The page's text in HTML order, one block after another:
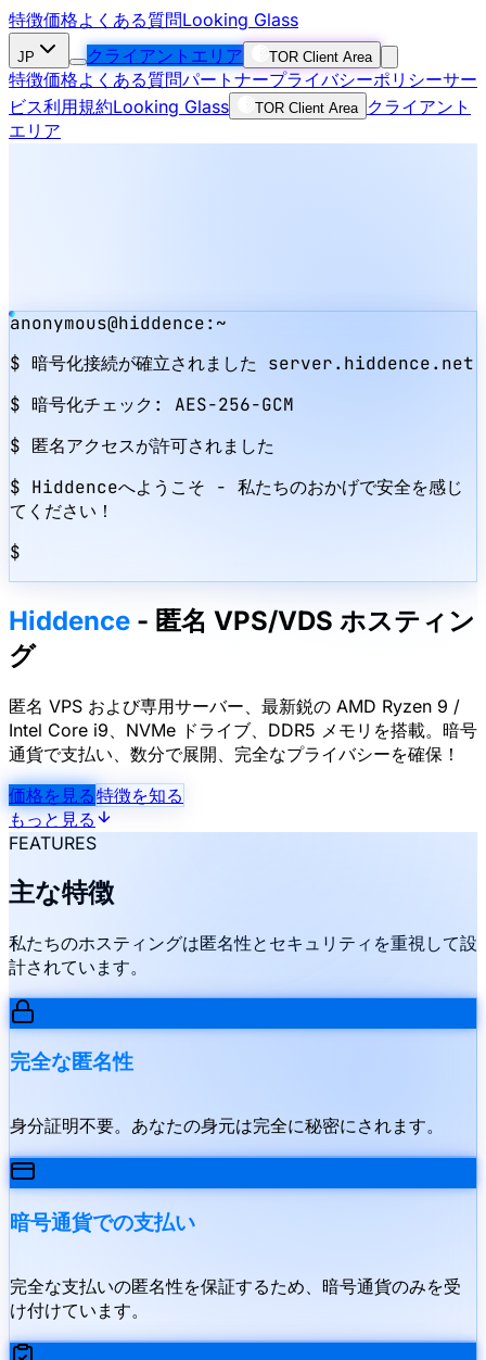
特徴価格よくある質問Looking Glass
JP クライアントエリア TOR Client Area
特徴価格よくある質問パートナープライバシーポリシーサー
ビス利用規約Looking Glass TOR Client Area
クライアント
エリア
anonymous@hiddence:~
$ 暗号化接続が確立されました
server.hiddence.net
$ 暗号化チェック:
AES-256-GCM
$ 匿名アクセスが許可されました
$ Hiddenceへようこそ - 私たちのおかげで安全を感じ
てください！
$
Hiddence - 匿名 VPS/VDS ホスティン
グ
匿名 VPS および専用サーバー、最新鋭の AMD Ryzen 9 /
Intel Core i9、NVMe ドライブ、DDR5 メモリを搭載。暗号
通貨で支払い、数分で展開、完全なプライバシーを確保！
価格を見る特徴を知る
もっと見る
FEATURES
主な特徴
私たちのホスティングは匿名性とセキュリティを重視して設
計されています。
完全な匿名性
身分証明不要。あなたの身元は完全に秘密にされます。
暗号通貨での支払い
完全な支払いの匿名性を保証するため、暗号通貨のみを受
け付けています。